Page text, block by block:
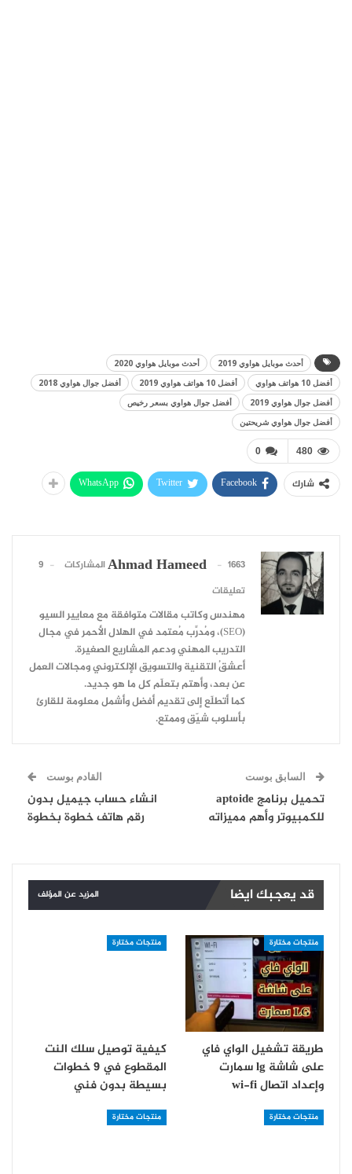
أحدث موبايل هواوي 2019
أحدث موبايل هواوي 2020
أفضل 10 هواتف هواوي
أفضل 10 هواتف هواوي 2019
أفضل جوال هواوي 2018
أفضل جوال هواوي 2019
أفضل جوال هواوي بسعر رخيص
أفضل جوال هواوي شريحتين
0 480
شارك Facebook
Twitter
WhatsApp
Ahmad Hameed 1663 المشاركات
9
تعليقات
مهندس وكاتب مقالات متوافقة مع معايير السيو
(SEO)، ومُدرِّب مُعتمد في الهلال الأحمر في مجال
التدريب المهني ودعم المشاريع الصغيرة.
أعشقُ التقنية والتسويق الإلكتروني ومجالات العمل
عن بعد، وأهتم بتعلّم كل ما هو جديد.
كما أتطلّع إلى تقديم أفضل وأشمل معلومة للقارئ
بأسلوب شيّق وممتع.
السابق بوست
تحميل برنامج aptoide
للكمبيوتر وأهم مميزاته
القادم بوست
انشاء حساب جيميل بدون
رقم هاتف خطوة بخطوة
قد يعجبك ايضا المزيد عن المؤلف
منتجات مختارة
طريقة تشغيل الواي فاي
على شاشة lg سمارت
و‏إعداد اتصال wi-fi
منتجات مختارة
كيفية توصيل سلك النت
المقطوع في 9 خطوات
بسيطة بدون فني
منتجات مختارة منتجات مختارة